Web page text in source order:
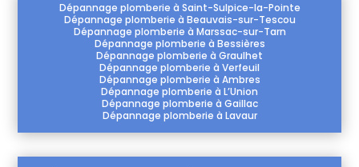
Dépannage plomberie à Saint-Sulpice-la-Pointe
Dépannage plomberie à Beauvais-sur-Tescou
Dépannage plomberie à Marssac-sur-Tarn
Dépannage plomberie à Bessières
Dépannage plomberie à Graulhet
Dépannage plomberie à Verfeuil
Dépannage plomberie à Ambres
Dépannage plomberie à L’Union
Dépannage plomberie à Gaillac
Dépannage plomberie à Lavaur